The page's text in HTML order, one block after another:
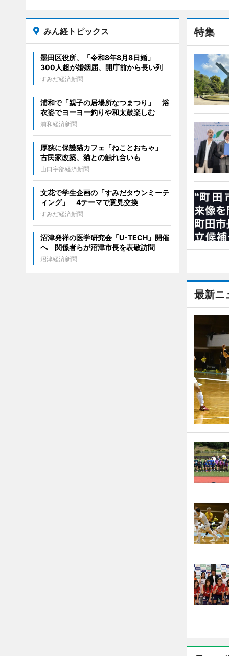
特集
最新ニ
みん経トピックス
墨田区役所、「令和8年8月8日婚」
300人超が婚姻届、開庁前から長い列
すみだ経済新聞
浦和で「親子の居場所なつまつり」 浴
衣姿でヨーヨー釣りや和太鼓楽しむ
浦和経済新聞
厚狭に保護猫カフェ「ねことおちゃ」
古民家改築、猫との触れ合いも
山口宇部経済新聞
文花で学生企画の「すみだタウンミーテ
ィング」 4テーマで意見交換
すみだ経済新聞
沼津発祥の医学研究会「U-TECH」開催
へ 関係者らが沼津市長を表敬訪問
沼津経済新聞